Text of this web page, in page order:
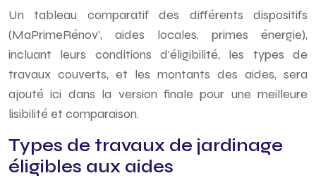
Un tableau comparatif des différents dispositifs
(MaPrimeRénov’, aides locales, primes énergie),
incluant leurs conditions d’éligibilité, les types de
travaux couverts, et les montants des aides, sera
ajouté ici dans la version finale pour une meilleure
lisibilité et comparaison.
Types de travaux de jardinage
éligibles aux aides